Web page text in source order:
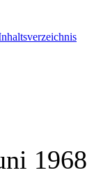
1968